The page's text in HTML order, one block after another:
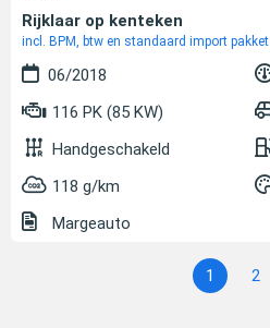
Rijklaar op kenteken
incl. BPM, btw en standaard import pakket
06/2018
116 PK (85 KW)
Handgeschakeld
118 g/km
Margeauto
1 2